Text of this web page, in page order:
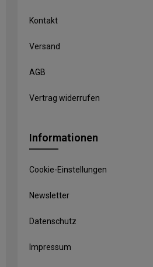
Kontakt
Versand
AGB
Vertrag widerrufen
Informationen
Cookie-Einstellungen
Newsletter
Datenschutz
Impressum